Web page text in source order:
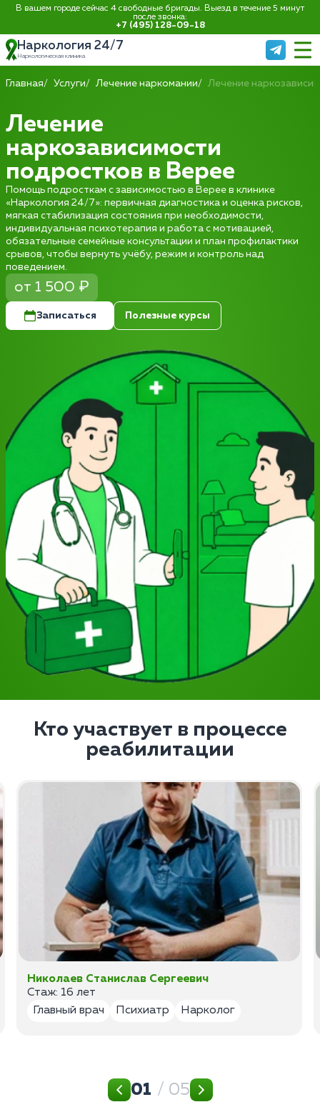
В вашем городе сейчас 4 свободные бригады. Выезд в течение 5 минут
после звонка:
+7 (495) 128-09-18
Наркология 24/7
Наркологическая клиника
Главная Услуги Лечение наркомании Лечение
Лечение
наркозависимости
подростков в Верее
Помощь подросткам с зависимостью в Верее в клинике
«Наркология 24/7»: первичная диагностика и оценка рисков,
мягкая стабилизация состояния при необходимости,
индивидуальная психотерапия и работа с мотивацией,
обязательные семейные консультации и план профилактики
срывов, чтобы вернуть учёбу, режим и контроль над
поведением.
от 1 500 ₽
Записаться Полезные курсы
Кто участвует в процессе
реабилитации
Николаев Станислав Сергеевич
Стаж: 16 лет
Главный врач
Психиатр Нарколог
01 / 05